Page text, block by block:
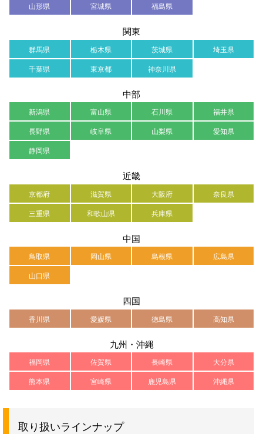
山形県
宮城県 福島県
関東
群馬県 栃木県 茨城県
埼玉県
千葉県
東京都 神奈川県
中部
新潟県 富山県 石川県
福井県
長野県
岐阜県 山梨県
愛知県
静岡県
近畿
京都府 滋賀県 大阪府
奈良県
三重県
和歌山県 兵庫県
中国
鳥取県 岡山県 島根県
広島県
山口県
四国
香川県 愛媛県 徳島県 高知県
九州・沖縄
福岡県 佐賀県 長崎県
大分県
熊本県
宮崎県 鹿児島県 沖縄県
取り扱いラインナップ